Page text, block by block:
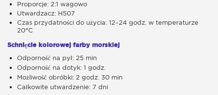
Proporcje: 2:1 wagowo
Utwardzacz: H507
Czas przydatności do użycia: 12–24 godz. w temperaturze
20°C
Schnięcie kolorowej farby morskiej
Odporność na pył: 25 min
Odporność na dotyk: 1 godz.
Możliwość obróbki: 2 godz. 30 min
Całkowite utwardzenie: 7 dni